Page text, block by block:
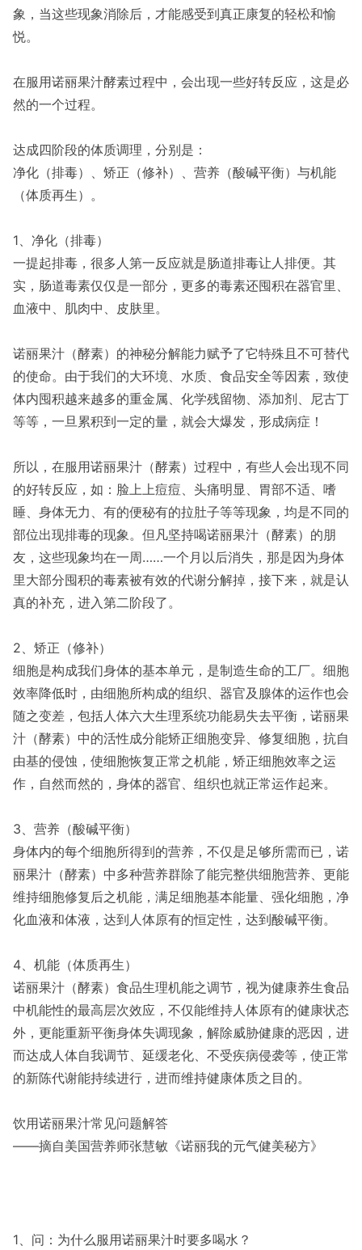
象，当这些现象消除后，才能感受到真正康复的轻松和愉
悦。
在服用诺丽果汁酵素过程中，会出现一些好转反应，这是必
然的一个过程。
达成四阶段的体质调理，分别是：
净化（排毒）、矫正（修补）、营养（酸碱平衡）与机能
（体质再生）。
1、净化（排毒）
一提起排毒，很多人第一反应就是肠道排毒让人排便。其
实，肠道毒素仅仅是一部分，更多的毒素还囤积在器官里、
血液中、肌肉中、皮肤里。
诺丽果汁（酵素）的神秘分解能力赋予了它特殊且不可替代
的使命。由于我们的大环境、水质、食品安全等因素，致使
体内囤积越来越多的重金属、化学残留物、添加剂、尼古丁
等等，一旦累积到一定的量，就会大爆发，形成病症！
所以，在服用诺丽果汁（酵素）过程中，有些人会出现不同
的好转反应，如：脸上上痘痘、头痛明显、胃部不适、嗜
睡、身体无力、有的便秘有的拉肚子等等现象，均是不同的
部位出现排毒的现象。但凡坚持喝诺丽果汁（酵素）的朋
友，这些现象均在一周……一个月以后消失，那是因为身体
里大部分囤积的毒素被有效的代谢分解掉，接下来，就是认
真的补充，进入第二阶段了。
2、矫正（修补）
细胞是构成我们身体的基本单元，是制造生命的工厂。细胞
效率降低时，由细胞所构成的组织、器官及腺体的运作也会
随之变差，包括人体六大生理系统功能易失去平衡，诺丽果
汁（酵素）中的活性成分能矫正细胞变异、修复细胞，抗自
由基的侵蚀，使细胞恢复正常之机能，矫正细胞效率之运
作，自然而然的，身体的器官、组织也就正常运作起来。
3、营养（酸碱平衡）
身体内的每个细胞所得到的营养，不仅是足够所需而已，诺
丽果汁（酵素）中多种营养群除了能完整供细胞营养、更能
维持细胞修复后之机能，满足细胞基本能量、强化细胞，净
化血液和体液，达到人体原有的恒定性，达到酸碱平衡。
4、机能（体质再生）
诺丽果汁（酵素）食品生理机能之调节，视为健康养生食品
中机能性的最高层次效应，不仅能维持人体原有的健康状态
外，更能重新平衡身体失调现象，解除威胁健康的恶因，进
而达成人体自我调节、延缓老化、不受疾病侵袭等，使正常
的新陈代谢能持续进行，进而维持健康体质之目的。
饮用诺丽果汁常见问题解答
——摘自美国营养师张慧敏《诺丽我的元气健美秘方》
1、问：为什么服用诺丽果汁时要多喝水？